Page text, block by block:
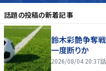
話題の投稿の新着記事
鈴木彩艶争奪戦
一度断りか
2026/08/04 20:37